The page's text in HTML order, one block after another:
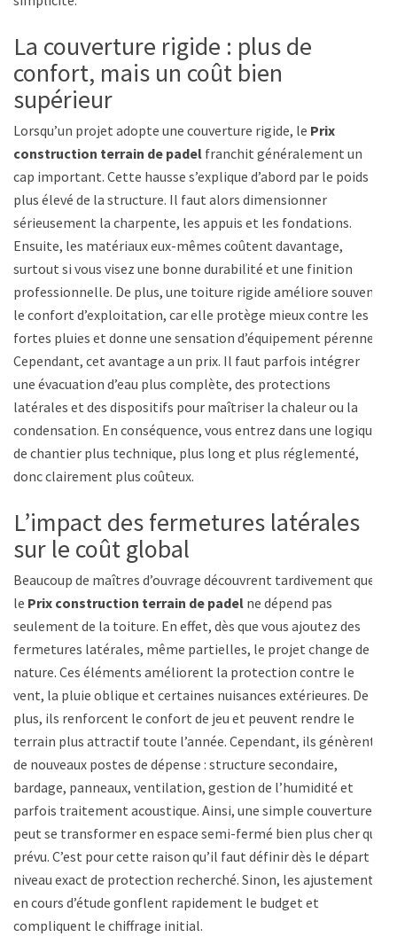
La couverture rigide : plus de
confort, mais un coût bien
supérieur
Lorsqu’un projet adopte une couverture rigide, le Prix
construction terrain de padel franchit généralement un
cap important. Cette hausse s’explique d’abord par le poids
plus élevé de la structure. Il faut alors dimensionner
sérieusement la charpente, les appuis et les fondations.
Ensuite, les matériaux eux-mêmes coûtent davantage,
surtout si vous visez une bonne durabilité et une finition
professionnelle. De plus, une toiture rigide améliore souvent
le confort d’exploitation, car elle protège mieux contre les
fortes pluies et donne une sensation d’équipement pérenne.
Cependant, cet avantage a un prix. Il faut parfois intégrer
une évacuation d’eau plus complète, des protections
latérales et des dispositifs pour maîtriser la chaleur ou la
condensation. En conséquence, vous entrez dans une logique
de chantier plus technique, plus long et plus réglementé,
donc clairement plus coûteux.
L’impact des fermetures latérales
sur le coût global
Beaucoup de maîtres d’ouvrage découvrent tardivement que
le Prix construction terrain de padel ne dépend pas
seulement de la toiture. En effet, dès que vous ajoutez des
fermetures latérales, même partielles, le projet change de
nature. Ces éléments améliorent la protection contre le
vent, la pluie oblique et certaines nuisances extérieures. De
plus, ils renforcent le confort de jeu et peuvent rendre le
terrain plus attractif toute l’année. Cependant, ils génèrent
de nouveaux postes de dépense : structure secondaire,
bardage, panneaux, ventilation, gestion de l’humidité et
parfois traitement acoustique. Ainsi, une simple couverture
peut se transformer en espace semi-fermé bien plus cher que
prévu. C’est pour cette raison qu’il faut définir dès le départ le
niveau exact de protection recherché. Sinon, les ajustements
en cours d’étude gonflent rapidement le budget et
compliquent le chiffrage initial.